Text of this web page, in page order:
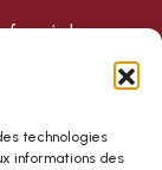
technologies
informations des
de nos
S'inscrire